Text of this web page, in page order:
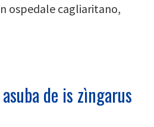
ospedale cagliaritano,
de is zìngarus